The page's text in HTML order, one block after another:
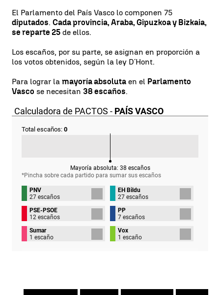
El Parlamento del País Vasco lo componen 75
diputados. Cada provincia, Araba, Gipuzkoa y Bizkaia,
se reparte 25 de ellos.
Los escaños, por su parte, se asignan en proporción a
los votos obtenidos, según la ley D´Hont.
Para lograr la mayoría absoluta en el Parlamento
Vasco se necesitan 38 escaños.
Calculadora de PACTOS - PAÍS VASCO
Total escaños: 0
Mayoría absoluta: 38 escaños
*Pincha sobre cada partido para sumar sus escaños
PNV
27 escaños
EH Bildu
27 escaños
PSE-PSOE
12 escaños
PP
7 escaños
Sumar
1 escaño
Vox
1 escaño